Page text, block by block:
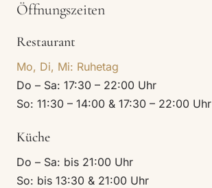
Öffnungszeiten
Restaurant
Mo, Di, Mi: Ruhetag
Do – Sa: 17:30 – 22:00 Uhr
So: 11:30 – 14:00 & 17:30 – 22:00 Uhr
Küche
Do – Sa: bis 21:00 Uhr
So: bis 13:30 & 21:00 Uhr